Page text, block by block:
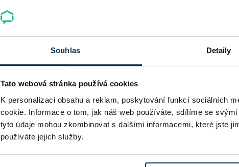
Souhlas Detaily
Tato webová stránka používá cookies
K personalizaci obsahu a reklam, poskytování funkcí sociálních
cookie. Informace o tom, jak náš web používáte, sdílíme se
tyto údaje mohou zkombinovat s dalšími informacemi, které jste
používáte jejich služby.